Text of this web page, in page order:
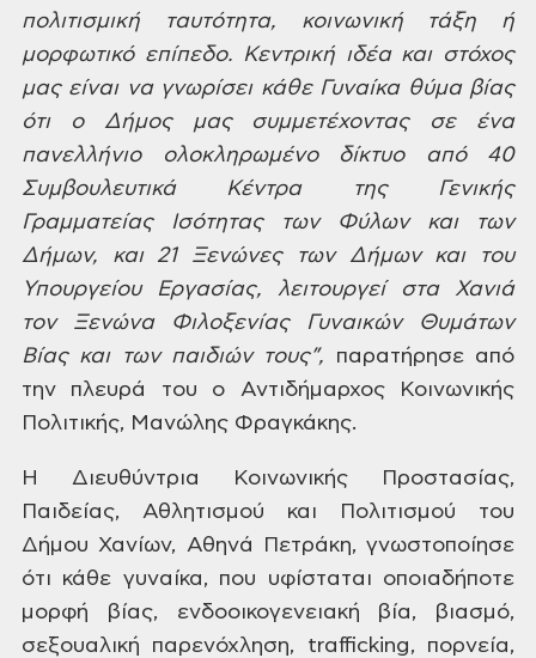
πολιτισμική ταυτότητα, κοινωνική τάξη ή
μορφωτικό επίπεδο. Κεντρική ιδέα και στόχος
μας είναι ναγνωρίσει κάθε Γυναίκα θύμα βίας
ότι οΔήμος μας συμμετέχοντας σε ένα
πανελλήνιοολοκληρωμένο δίκτυο από 40
ΣυμβουλευτικάΚέντρα της Γενικής
Γραμματείας Ισότηταςτων Φύλων και των
Δήμων, και 21 Ξενώνεςτων Δήμων και του
Υπουργείου Εργασίας,
λειτουργείστα Χανιά
τον Ξενώνα Φιλοξενίας ΓυναικώνΘυμάτων
Βίας και των παιδιών τους”, παρατήρησε από
την πλευρά του ο Αντιδήμαρχος Κοινωνικής
Πολιτικής, Μανώλης Φραγκάκης.
Η
Διευθύντρια Κοινωνικής Προστασίας,
Παιδείας, Αθλητισμού και Πολιτισμού του
Δήμου Χανίων, Αθηνά Πετράκη, γνωστοποίησε
ότι κάθε γυναίκα, που υφίσταται οποιαδήποτε
μορφή βίας, ενδοοικογενειακή βία, βιασμό,
σεξουαλική παρενόχληση, trafficking, πορνεία,